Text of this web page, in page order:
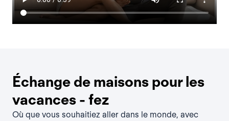
Échange de maisons pour les
vacances - fez
Où que vous souhaitiez aller dans le monde, avec